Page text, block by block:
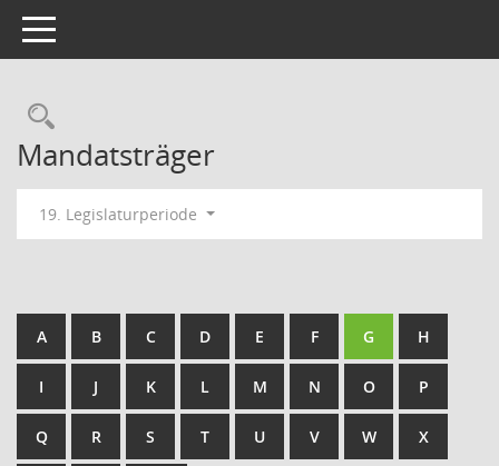
Toggle navigation
Rechercheauswahl
Mandatsträger
19. Legislaturperiode
A B C D E F G H
I J K L M N O P
Q R S T U V W X